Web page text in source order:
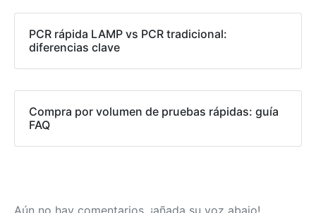
PCR rápida LAMP vs PCR tradicional:
diferencias clave
Compra por volumen de pruebas rápidas: guía
FAQ
Aún no hay comentarios, ¡añada su voz abajo!